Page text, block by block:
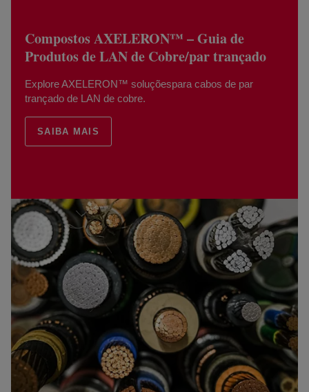
Compostos AXELERON™ – Guia de
Produtos de LAN de Cobre/par trançado
Explore AXELERON™ soluçõespara cabos de par
trançado de LAN de cobre.
SAIBA MAIS